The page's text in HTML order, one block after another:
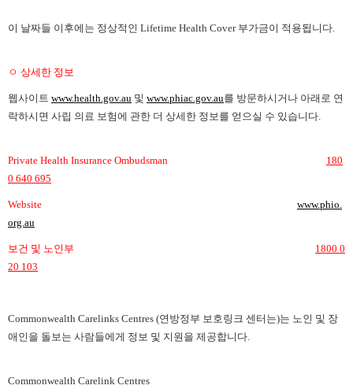
이 날짜들 이후에는 정상적인 Lifetime Health Cover 부가금이 적용됩니다.
ㅇ 상세한 정보
웹사이트 www.health.gov.au 및 www.phiac.gov.au를 방문하시거나 아래로 연
락하시면 사립 의료 보험에 관한 더 상세한 정보를 얻으실 수 있습니다.
Private Health Insurance Ombudsman
180
0 640 695
Website
www.phio.
org.au
보건 및 노인부
1800 0
20 103
Commonwealth Carelinks Centres (연방정부 보호링크 센터는)는 노인 및 장
애인을 돌보는 사람들에게 정보 및 지원을 제공합니다.
Commonwealth Carelink Centres